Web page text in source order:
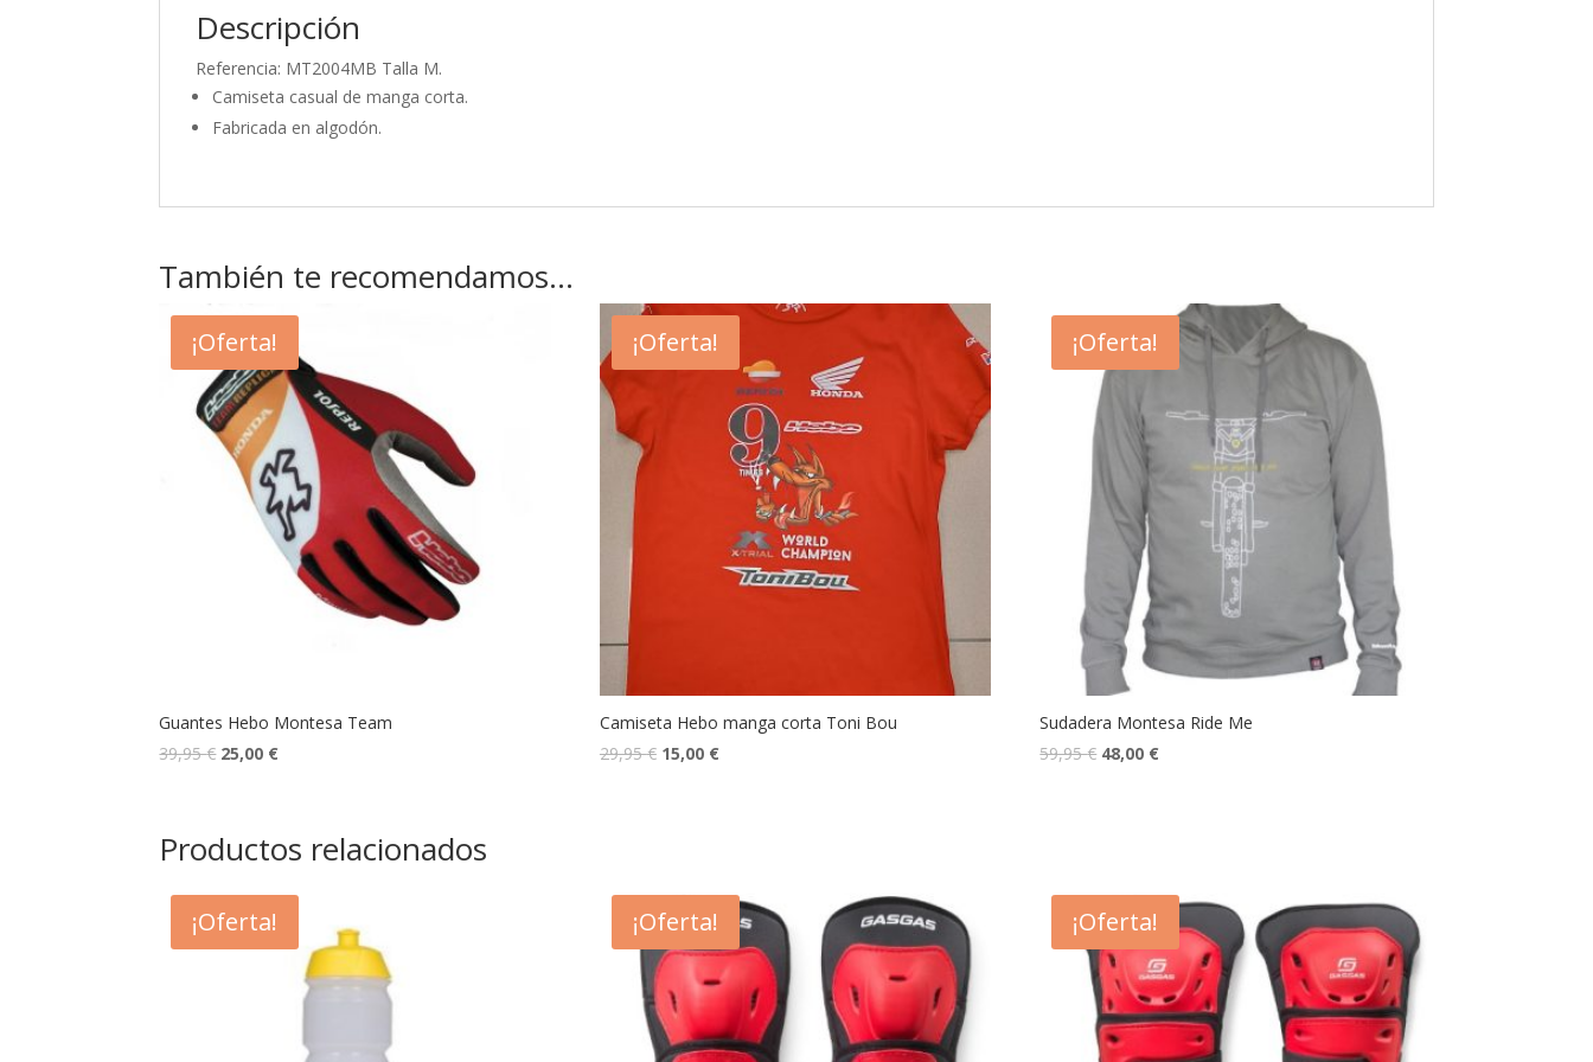
Descripción
Referencia: MT2004MB Talla M.
Camiseta casual de manga corta.
Fabricada en algodón.
También te recomendamos…
¡Oferta!
Guantes Hebo Montesa Team
39,95€ 25,00 €
¡Oferta!
Camiseta Hebo manga corta Toni Bou
29,95€ 15,00 €
¡Oferta!
Sudadera Montesa Ride Me
59,95€ 48,00 €
Productos relacionados
¡Oferta! ¡Oferta! ¡Oferta!